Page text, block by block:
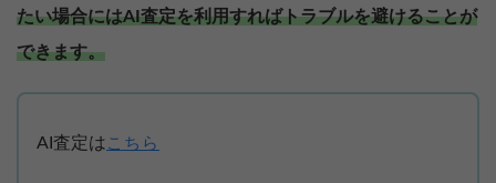
たい場合にはAI査定を利用すればトラブルを避けることが
できます。
AI査定は こちら